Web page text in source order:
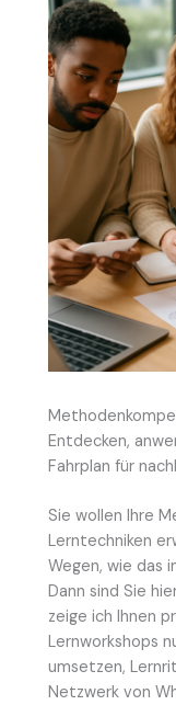
Entdecken,
Fahrplan für
Sie wollen Ihre
Lerntechniken
Wegen, wie das
Dann sind Sie
zeige ich Ihnen
Lernworkshops
umsetzen,
Netzwerk von